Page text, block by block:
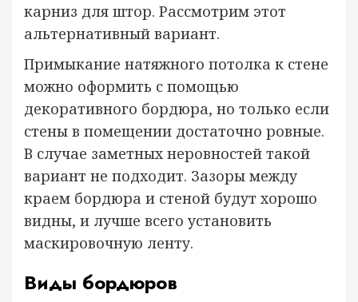
карниз для штор. Рассмотрим этот
альтернативный вариант.
Примыкание натяжного потолка к стене
можно оформить с помощью
декоративного бордюра, но только если
стены в помещении достаточно ровные.
В случае заметных неровностей такой
вариант не подходит. Зазоры между
краем бордюра и стеной будут хорошо
видны, и лучше всего установить
маскировочную ленту.
Виды бордюров